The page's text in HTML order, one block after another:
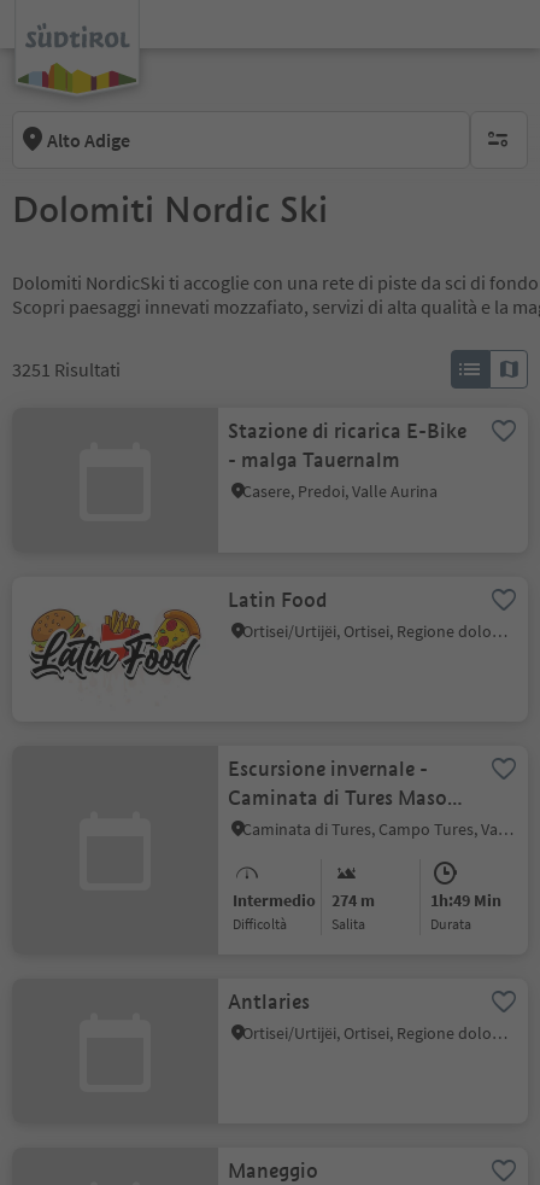
Alto Adige
Dolomiti Nordic Ski
Dolomiti NordicSki ti accoglie con una rete di piste da sci di
Scopri paesaggi innevati mozzafiato, servizi di alta qualità e la
3251 Risultati
Stazione di ricarica E-Bike
- malga Tauernalm
Casere, Predoi, Valle Aurina
Latin Food
Ortisei/Urtijëi, Ortisei, Regione dolomitica Val Gardena
Escursione invernale -
Caminata di Tures Maso
Wissemann
Caminata di Tures, Campo Tures, Valle Aurina
Intermedio
Difficoltà
274 m
Salita
1h:49 Min
durata
Antlaries
Ortisei/Urtijëi, Ortisei, Regione dolomitica Val Gardena
Maneggio